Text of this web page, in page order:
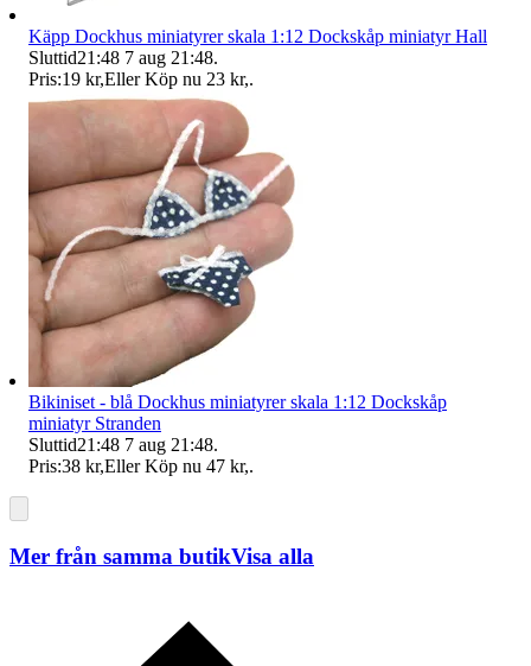
Käpp Dockhus miniatyrer skala 1:12 Dockskåp miniatyr Hall
Sluttid21:48 7 aug 21:48.
Pris:19 kr,Eller Köp nu 23 kr,.
Bikiniset - blå Dockhus miniatyrer skala 1:12 Dockskåp
miniatyr Stranden
Sluttid21:48 7 aug 21:48.
Pris:38 kr,Eller Köp nu 47 kr,.
Mer från samma butikVisa alla